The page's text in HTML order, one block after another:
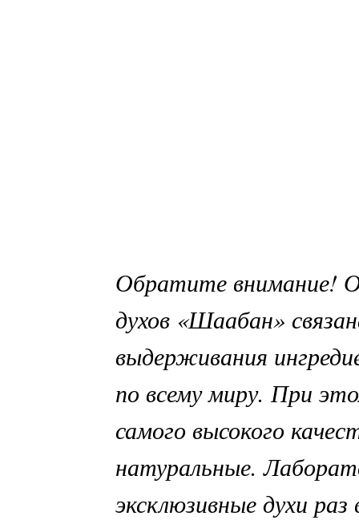
Обратите внимание!
духов «Шаабан»
выдерживания
по всему миру. При
самого высокого
натуральные.
эксклюзивные духи